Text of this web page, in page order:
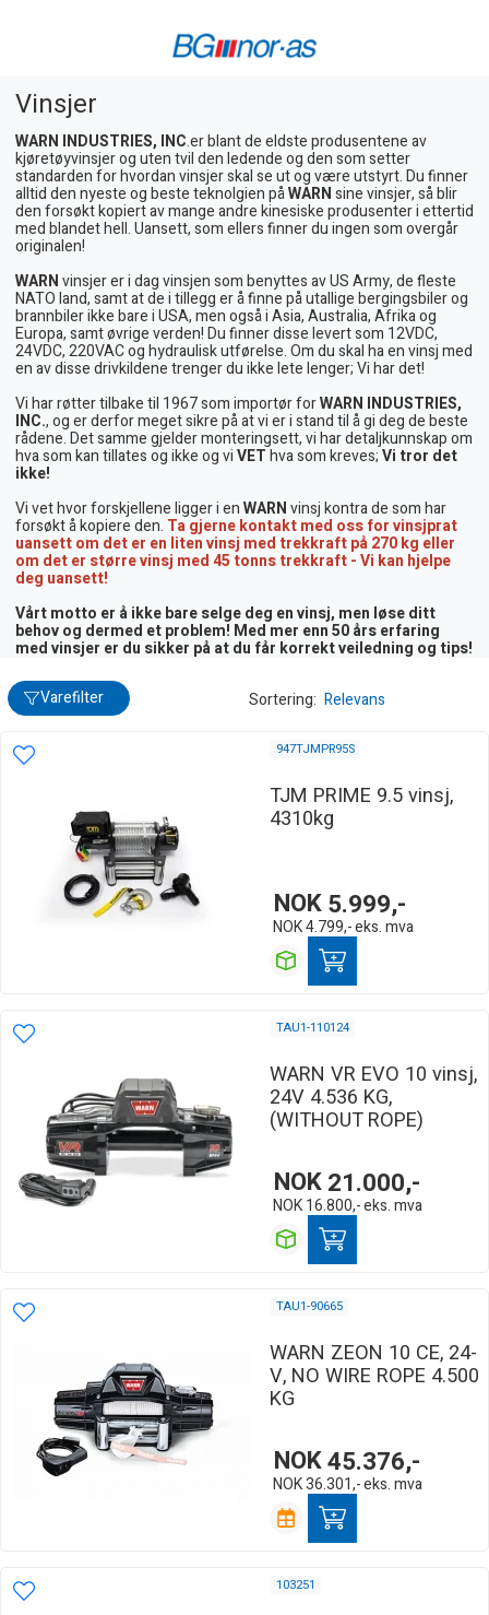
Vinsjer
WARN INDUSTRIES, INC.er blant de eldste produsentene av
kjøretøyvinsjer og uten tvil den ledende og den som setter
standarden for hvordan vinsjer skal se ut og være utstyrt. Du finner
alltid den nyeste og beste teknolgien påWARNsine vinsjer, så blir
den forsøkt kopiert av mange andre kinesiske produsenter i ettertid
med blandet hell. Uansett, som ellers finner du ingen som overgår
originalen!
WARNvinsjer er i dag vinsjen som benyttes av US Army, de fleste
NATO land, samt at de i tillegg er å finne på utallige bergingsbiler og
brannbiler ikke bare i USA, men også i Asia, Australia, Afrika og
Europa, samt øvrige verden! Du finner disse levert som 12VDC,
24VDC, 220VAC og hydraulisk utførelse. Om du skal ha en vinsj med
en av disse drivkildene trenger du ikke lete lenger; Vi har det!
Vi har røtter tilbake til 1967 som importør forWARN INDUSTRIES,
INC., og er derfor meget sikre på at vi er i stand til å gi deg de beste
rådene. Det samme gjelder monteringsett, vi har detaljkunnskap om
hva som kan tillates og ikke og viVEThva som kreves;Vi tror det
ikke!
Vi vet hvor forskjellene ligger i enWARNvinsj kontra de som har
forsøkt å kopiere den. Ta gjerne kontakt med oss for vinsjprat
uansett om det er en liten vinsj med trekkraft på 270 kg eller
om det er større vinsj med 45 tonns trekkraft - Vi kan hjelpe
deg uansett!
Vårt motto er å ikke bare selge deg en vinsj, men løse ditt
behov og dermed et problem! Med mer enn 50 års erfaring
med vinsjer er du sikker på at du får korrekt veiledning og tips!
Varefilter Sortering: Relevans
947TJMPR95S
TJM PRIME 9.5 vinsj,
4310kg
NOK5.999,-
NOK4.799,-eks. mva
TAU1-110124
WARN VR EVO 10 vinsj,
24V 4.536 KG,
(WITHOUT ROPE)
NOK21.000,-
NOK 16.800,-eks. mva
TAU1-90665
WARN ZEON 10 CE, 24-
V, NO WIRE ROPE 4.500
KG
NOK45.376,-
NOK36.301,-eks. mva
103251